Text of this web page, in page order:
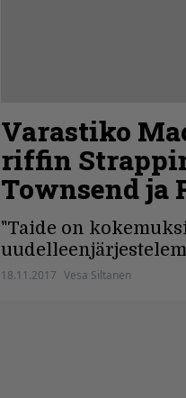
Varastiko
riffin
Townsend ja
"Taide on
18.11.2017 Vesa Siltanen